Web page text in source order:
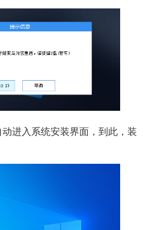
进入系统安装界面，到此，装